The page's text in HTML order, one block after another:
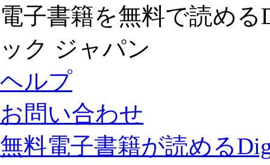
電子書籍を無料で読める
ック ジャパン
ヘルプ
お問い合わせ
無料電子書籍が読める